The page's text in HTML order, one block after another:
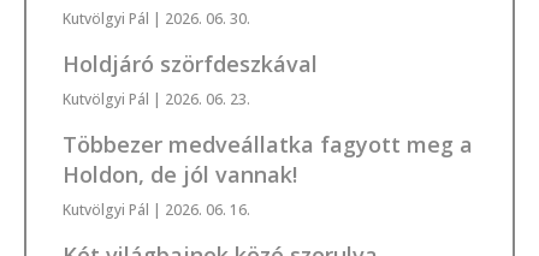
Kutvölgyi Pál | 2026. 06. 30.
Holdjáró szörfdeszkával
Kutvölgyi Pál | 2026. 06. 23.
Többezer medveállatka fagyott meg a
Holdon, de jól vannak!
Kutvölgyi Pál | 2026. 06. 16.